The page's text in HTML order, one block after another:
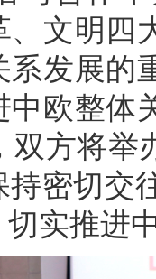
、文明四
系发展的
中欧整体
双方将举
持密切交
实推进